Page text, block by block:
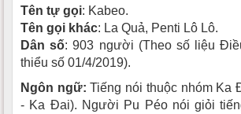
Tên tự gọi: Kabeo.
Tên gọi khác: La Quả, Penti Lô Lô.
Dân số: 903 người (Theo số liệu
thiểu số 01/4/2019).
Ngôn ngữ: Tiếng nói thuộc nhóm Ka
- Ka Ðai). Người Pu Péo nói giỏi